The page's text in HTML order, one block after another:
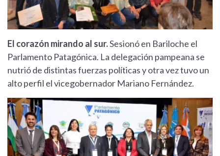
El corazón mirando al sur.Sesionó en Bariloche el
Parlamento Patagónica. La delegación pampeana se
nutrió de distintas fuerzas políticas y otra vez tuvo un
alto perfil el vicegobernador Mariano Fernández.